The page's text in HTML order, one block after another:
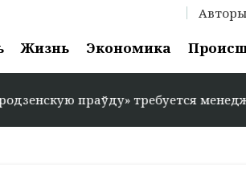
Авторы
Жизнь Экономика
праўду» требуется менеджер по